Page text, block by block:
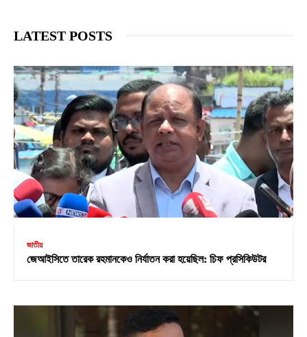
LATEST POSTS
জাতীয়
জেআইসিতে তারেক রহমানকেও নির্যাতন করা হয়েছিল: চিফ প্রসিকিউটর